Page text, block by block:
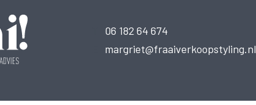
06 182 64 674
margriet@fraaiverkoopstyling.nl